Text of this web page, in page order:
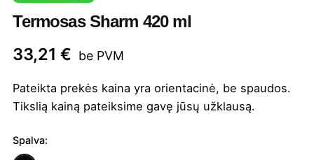
Termosas Sharm 420 ml
33,21€ be PVM
Pateikta prekės kaina yra orientacinė, be spaudos.
Tikslią kainą pateiksime gavę jūsų užklausą.
Spalva: